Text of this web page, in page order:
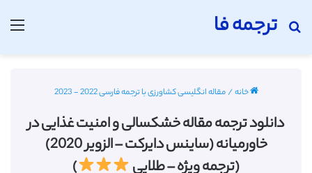
ترجمه فا
جستجو برای
خانه/مقاله انگلیسی کشاورزی با ترجمه فارسی 2022 - 2023
دانلود ترجمه مقاله خشکسالی و امنیت غذایی در
خاورمیانه (ساینس دایرکت – الزویر 2020)
(ترجمه ویژه – طلایی
)